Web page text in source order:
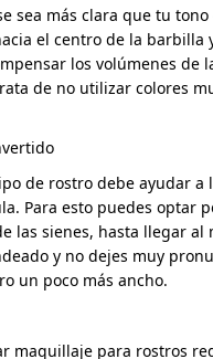
sea más clara que tu
el centro de la barbilla
los volúmenes
de no utilizar colores
de rostro debe ayudar
Para esto puedes optar
las sienes, hasta llegar
y no dejes muy
un poco más ancho.
maquillaje para rostros